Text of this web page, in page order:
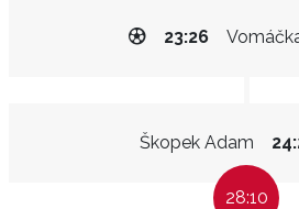
23:26
Škopek Adam
28:10